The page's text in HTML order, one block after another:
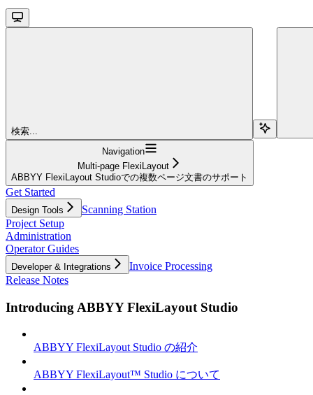
検索...
Navigation
Multi-page FlexiLayout
ABBYY FlexiLayout Studioでの複数ページ文書のサポート
Get Started
Design Tools
Scanning Station
Project Setup
Administration
Operator Guides
Developer & Integrations
Invoice Processing
Release Notes
Introducing ABBYY FlexiLayout Studio
ABBYY FlexiLayout Studio の紹介
ABBYY FlexiLayout™ Studio について